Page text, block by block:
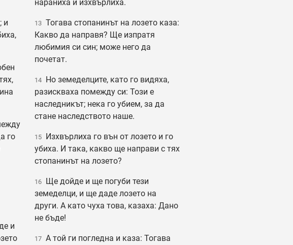
и
го
и
нараниха и изхвърлиха.
13 Тогава стопанинът на лозето каза:
Какво да направя? Ще изпратя
любимия си син; може него да
почетат.
14 Но земеделците, като го видяха,
разискваха помежду си: Този е
наследникът; нека го убием, за да
стане наследството наше.
15 Изхвърлиха го вън от лозето и го
убиха. И така, какво ще направи с тях
стопанинът на лозето?
16 Ще дойде и ще погуби тези
земеделци, и ще даде лозето на
други. А като чуха това, казаха: Дано
не бъде!
17 А той ги погледна и каза: Тогава